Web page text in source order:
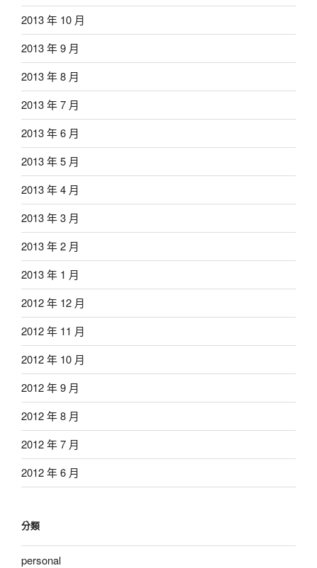
2013 年 10 月
2013 年 9 月
2013 年 8 月
2013 年 7 月
2013 年 6 月
2013 年 5 月
2013 年 4 月
2013 年 3 月
2013 年 2 月
2013 年 1 月
2012 年 12 月
2012 年 11 月
2012 年 10 月
2012 年 9 月
2012 年 8 月
2012 年 7 月
2012 年 6 月
分類
personal